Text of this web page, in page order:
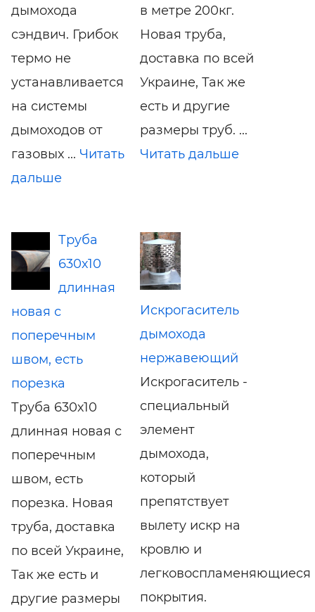
дымохода
сэндвич. Грибок
термо не
устанавливается
на системы
дымоходов от
газовых ... Читать
дальше
в метре 200кг.
Новая труба,
доставка по всей
Украине, Так же
есть и другие
размеры труб. ...
Читать дальше
Труба
630х10
длинная
новая с
поперечным
швом, есть
порезка
Труба 630х10
длинная новая с
поперечным
швом, есть
порезка. Новая
труба, доставка
по всей Украине,
Так же есть и
другие размеры
Искрогаситель
дымохода
нержавеющий
Искрогаситель -
специальный
элемент
дымохода,
который
препятствует
вылету искр на
кровлю и
легковоспламеняющиеся
покрытия.